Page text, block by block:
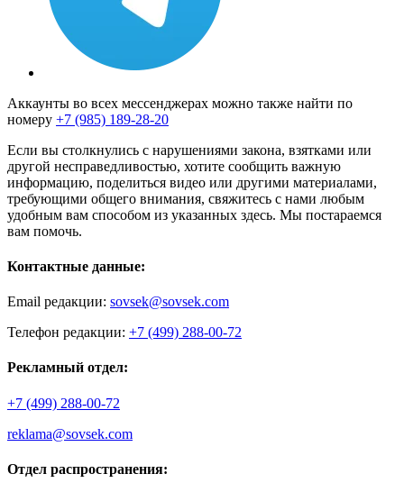
Аккаунты во всех мессенджерах можно также найти по
номеру +7 (985) 189-28-20
Если вы столкнулись с нарушениями закона, взятками или
другой несправедливостью, хотите сообщить важную
информацию, поделиться видео или другими материалами,
требующими общего внимания, свяжитесь с нами любым
удобным вам способом из указанных здесь. Мы постараемся
вам помочь.
Контактные данные:
Email редакции: sovsek@sovsek.com
Телефон редакции: +7 (499) 288-00-72
Рекламный отдел:
+7 (499) 288-00-72
reklama@sovsek.com
Отдел распространения: